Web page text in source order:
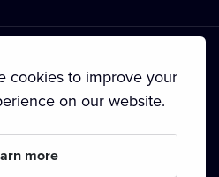
cookies to improve your
on our website.
more